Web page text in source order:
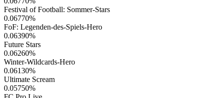
Festival of Football: Sommer-Stars
0.06770%
FoF: Legenden-des-Spiels-Hero
0.06390%
Future Stars
0.06260%
Winter-Wildcards-Hero
0.06130%
Ultimate Scream
0.05750%